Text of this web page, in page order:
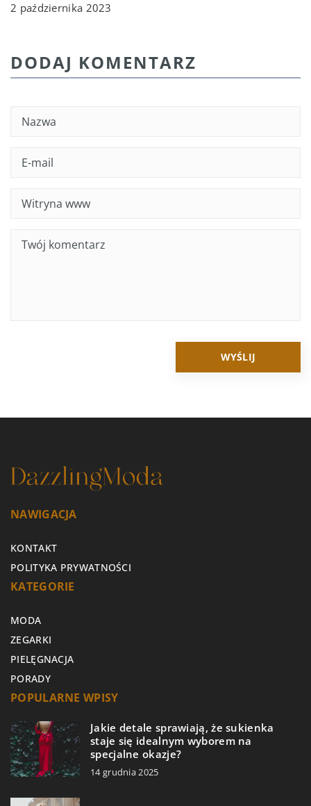
2 października 2023
DODAJ KOMENTARZ
NAWIGACJA
KONTAKT
POLITYKA PRYWATNOŚCI
KATEGORIE
MODA
ZEGARKI
PIELĘGNACJA
PORADY
POPULARNE WPISY
Jakie detale sprawiają, że sukienka
staje się idealnym wyborem na
specjalne okazje?
14 grudnia 2025